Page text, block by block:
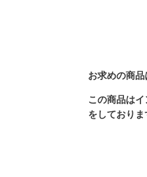
お求めの商
この商品は
をしておりま